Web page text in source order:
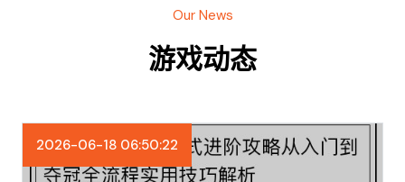
Our News
游戏动态
2026-06-18 06:50:22